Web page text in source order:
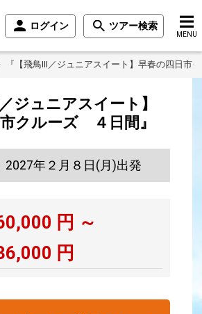
ログイン ツアー検索
MENU
『【飛鳥III／ジュニアスイート】早春の四日
ジュニアスイート】
クルーズ ４日間』
2027年２月８日(月)出発
円 ～
円